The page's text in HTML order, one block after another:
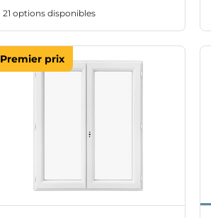
21 options disponibles
Premier prix